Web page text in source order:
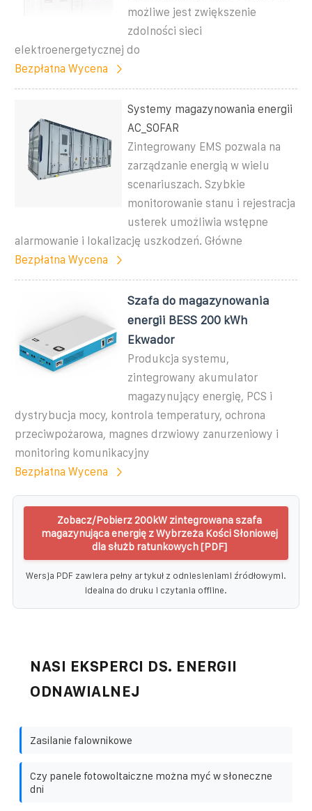
możliwe jest zwiększenie
zdolności sieci
elektroenergetycznej do
Bezpłatna Wycena
Systemy magazynowania energii
AC_SOFAR
Zintegrowany EMS pozwala na
zarządzanie energią w wielu
scenariuszach. Szybkie
monitorowanie stanu i rejestracja
usterek umożliwia wstępne
alarmowanie i lokalizację uszkodzeń. Główne
Bezpłatna Wycena
Szafa do magazynowania
energii BESS 200 kWh
Ekwador
Produkcja systemu,
zintegrowany akumulator
magazynujący energię, PCS i
dystrybucja mocy, kontrola temperatury, ochrona
przeciwpożarowa, magnes drzwiowy zanurzeniowy i
monitoring komunikacyjny
Bezpłatna Wycena
Zobacz/Pobierz 200kW zintegrowana szafa
magazynująca energię z Wybrzeża Kości Słoniowej
dla służb ratunkowych [PDF]
Wersja PDF zawiera pełny artykuł z odniesieniami źródłowymi.
Idealna do druku i czytania offline.
NASI EKSPERCI DS. ENERGII
ODNAWIALNEJ
Zasilanie falownikowe
Czy panele fotowoltaiczne można myć w słoneczne
dni